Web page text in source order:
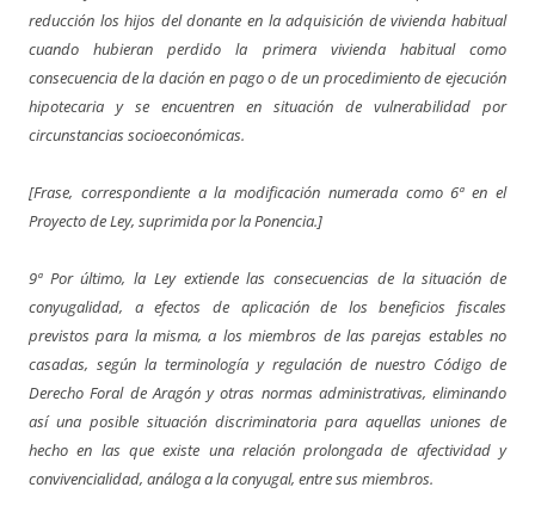
reducción los hijos del donante en la adquisición de vivienda habitual
cuando hubieran perdido la primera vivienda habitual como
consecuencia de la dación en pago o de un procedimiento de ejecución
hipotecaria y se encuentren en situación de vulnerabilidad por
circunstancias socioeconómicas.
[Frase, correspondiente a la modificación numerada como 6ª en el
Proyecto de Ley, suprimida por la Ponencia.]
9ª Por último, la Ley extiende las consecuencias de la situación de
conyugalidad, a efectos de aplicación de los beneficios fiscales
previstos para la misma, a los miembros de las parejas estables no
casadas, según la terminología y regulación de nuestro Código de
Derecho Foral de Aragón y otras normas administrativas, eliminando
así una posible situación discriminatoria para aquellas uniones de
hecho en las que existe una relación prolongada de afectividad y
convivencialidad, análoga a la conyugal, entre sus miembros.